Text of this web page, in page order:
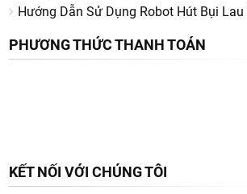
Hướng Dẫn Sử Dụng Robot Hút Bụi
PHƯƠNG THỨC THANH TOÁN
KẾT NỐI VỚI CHÚNG TÔI